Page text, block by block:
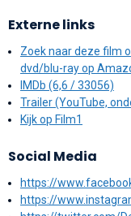
Externe links
Zoek naar deze film
dvd/blu-ray op
IMDb (6,6 / 33056)
Trailer (YouTube,
Kijk op Film1
Social Media
https://
https://